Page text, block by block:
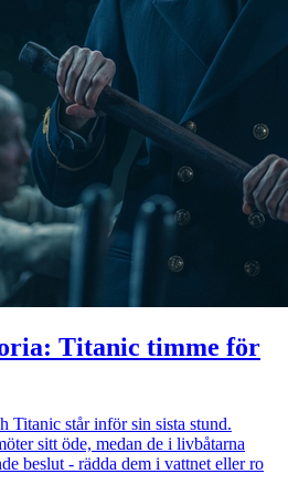
Titanic timme för
Titanic står inför sin sista stund.
sitt öde, medan de i livbåtarna
beslut - rädda dem i vattnet eller ro